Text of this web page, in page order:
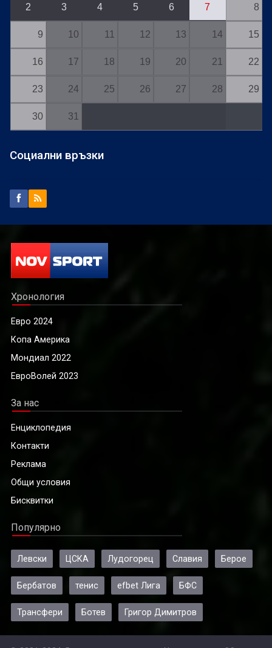
2 3 4 5 6 7 8
9 10 11 12 13 14 15
16 17 18 19 20 21 22
23 24 25 26 27 28 29
30 31
Социални връзки
Хронология
Евро 2024
Копа Америка
Мондиал 2022
ЕвроВолей 2023
За нас
Енциклопедия
Контакти
Реклама
Общи условия
Бисквитки
Популярно
Левски ЦСКА Лудогорец Славия Берое
Бербатов тенис efbet Лига БФС
Трансфери Ботев Григор Димитров